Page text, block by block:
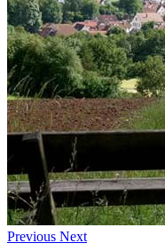
Previous Next